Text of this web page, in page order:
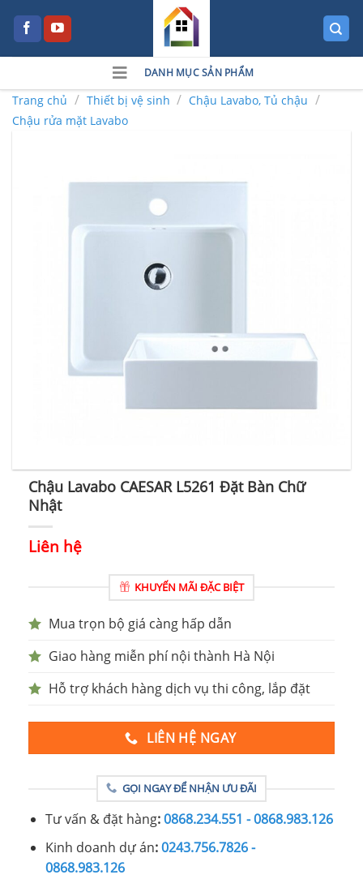
DANH MỤC SẢN PHẨM
Trang chủ / Thiết bị vệ sinh / Chậu Lavabo, Tủ chậu /
Chậu rửa mặt Lavabo
Chậu Lavabo CAESAR L5261 Đặt Bàn Chữ
Nhật
Liên hệ
KHUYẾN MÃI ĐẶC BIỆT
Mua trọn bộ giá càng hấp dẫn
Giao hàng miễn phí nội thành Hà Nội
Hỗ trợ khách hàng dịch vụ thi công, lắp đặt
LIÊN HỆ NGAY
GỌI NGAY ĐỂ NHẬN ƯU ĐÃI
Tư vấn & đặt hàng:0868.234.551 - 0868.983.126
Kinh doanh dự án:0243.756.7826 -
0868.983.126